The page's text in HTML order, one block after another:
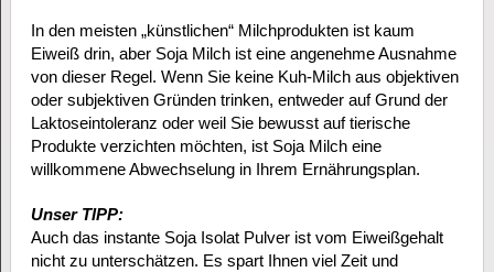
In den meisten „künstlichen“ Milchprodukten ist kaum
Eiweiß drin, aber Soja Milch ist eine angenehme Ausnahme
von dieser Regel. Wenn Sie keine Kuh-Milch aus objektiven
oder subjektiven Gründen trinken, entweder auf Grund der
Laktoseintoleranz oder weil Sie bewusst auf tierische
Produkte verzichten möchten, ist Soja Milch eine
willkommene Abwechselung in Ihrem Ernährungsplan.
Unser TIPP:
Auch das instante Soja Isolat Pulver ist vom Eiweißgehalt
nicht zu unterschätzen. Es spart Ihnen viel Zeit und